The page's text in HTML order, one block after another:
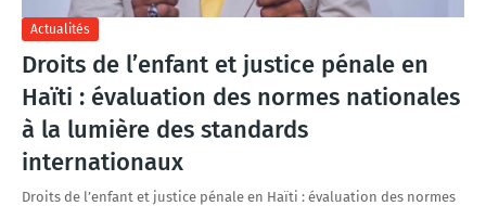
Actualités
Droits de l’enfant et justice pénale en
Haïti : évaluation des normes nationales
à la lumière des standards
internationaux
Droits de l’enfant et justice pénale en Haïti : évaluation des normes